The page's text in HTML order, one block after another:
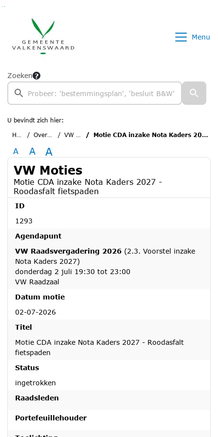
Menu
Zoeken
U bevindt zich hier:
Home
Overzichten VW Moties Motie CDA inzake Nota Kaders 2027 - Roodasfalt fietspaden
A A A
VW Moties
Motie CDA inzake Nota Kaders 2027 -
Roodasfalt fietspaden
ID
1293
Agendapunt
VW Raadsvergadering 2026 (2.3. Voorstel inzake
Nota Kaders 2027)
donderdag 2 juli 19:30 tot 23:00
VW Raadzaal
Datum motie
02-07-2026
Titel
Motie CDA inzake Nota Kaders 2027 - Roodasfalt
fietspaden
Status
ingetrokken
Raadsleden
Portefeuillehouder